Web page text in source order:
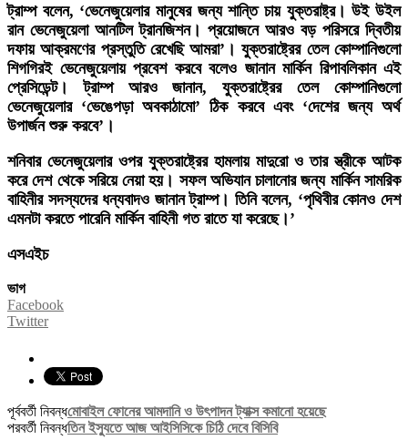
ট্রাম্প বলেন, ‘ভেনেজুয়েলার মানুষের জন্য শান্তি চায় যুক্তরাষ্ট্র। উই উইল
রান ভেনেজুয়েলা আনটিল ট্রানজিশন। প্রয়োজনে আরও বড় পরিসরে দ্বিতীয়
দফায় আক্রমণের প্রস্তুতি রেখেছি আমরা’। যুক্তরাষ্ট্রের তেল কোম্পানিগুলো
শিগগিরই ভেনেজুয়েলায় প্রবেশ করবে বলেও জানান মার্কিন রিপাবলিকান এই
প্রেসিডেন্ট। ট্রাম্প আরও জানান, যুক্তরাষ্ট্রের তেল কোম্পানিগুলো
ভেনেজুয়েলার ‘ভেঙেপড়া অবকাঠামো’ ঠিক করবে এবং ‘দেশের জন্য অর্থ
উপার্জন শুরু করবে’।
শনিবার ভেনেজুয়েলার ওপর যুক্তরাষ্ট্রের হামলায় মাদুরো ও তার স্ত্রীকে আটক
করে দেশ থেকে সরিয়ে নেয়া হয়। সফল অভিযান চালানোর জন্য মার্কিন সামরিক
বাহিনীর সদস্যদের ধন্যবাদও জানান ট্রাম্প। তিনি বলেন, ‘পৃথিবীর কোনও দেশ
এমনটা করতে পারেনি মার্কিন বাহিনী গত রাতে যা করেছে।’
এসএইচ
ভাগ
Facebook
Twitter
পূর্ববর্তী নিবন্ধমোবাইল ফোনের আমদানি ও উৎপাদন ট্যাক্স কমানো হয়েছে
পরবর্তী নিবন্ধতিন ইস্যুতে আজ আইসিসিকে চিঠি দেবে বিসিবি